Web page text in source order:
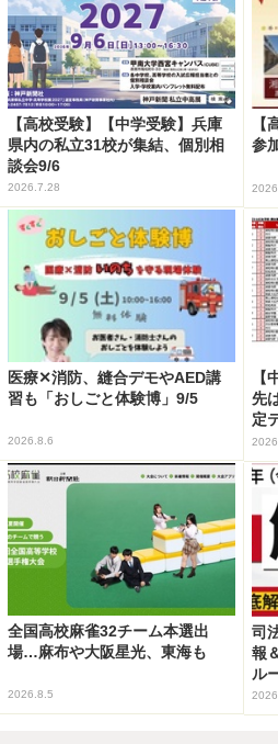
【高校受験】【中学受験】兵庫
県内の私立31校が集結、個別相
談会9/6
2026.7.28
【
参
医療✕消防、縫合デモやAED講
習も「おしごと体験博」9/5
2026.8.6
【
先
定
全国高校麻雀32チーム本選出
場…麻布や大阪星光、東海も
2026.8.5
司
報
ル